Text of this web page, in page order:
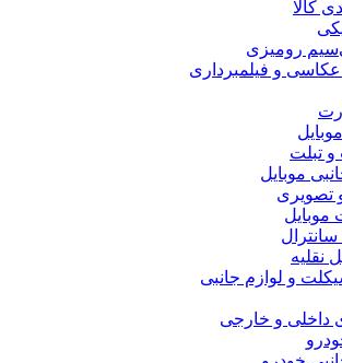
کالا
رومیزی
عکاسی و فیلمبرداری
تبلت
موبایل
تصویری
موبایل
نقلیه
و لوازم جانبی
داخلی و خارجی